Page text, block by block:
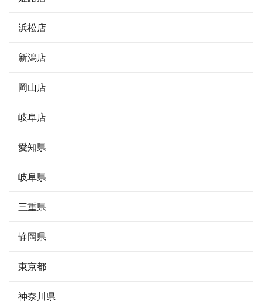
浜松店
新潟店
岡山店
岐阜店
愛知県
岐阜県
三重県
静岡県
東京都
神奈川県